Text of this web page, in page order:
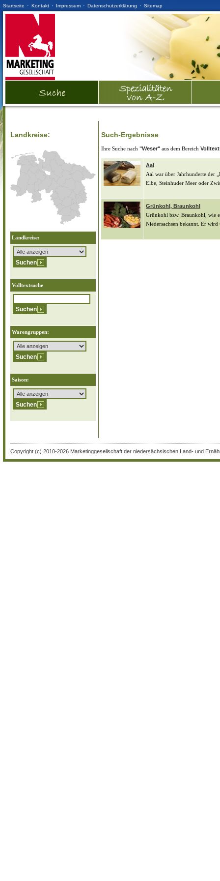
Startseite · Kontakt · Impressum · Datenschutzerklärung · Sitemap
Landkreise:
Landkreise:
Volltextsuche
Warengruppen:
Saison:
Such-Ergebnisse
Ihre Suche nach "Weser" aus dem Bereich
Aal
Aal war über Jahrhunderte der
Elbe, Steinhuder Meer oder
Grünkohl, Braunkohl
Grünkohl bzw. Braunkohl, wie
Niedersachsen bekannt. Er
Copyright (c) 2010-2026 Marketinggesellschaft der niedersächsischen Land- und